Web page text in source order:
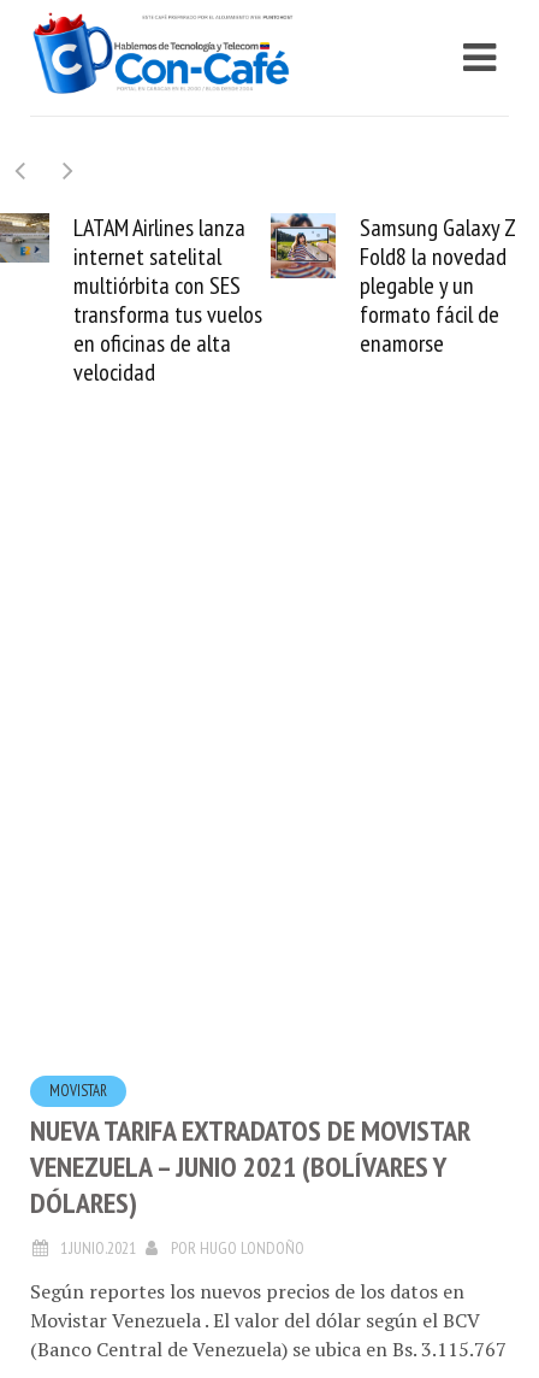
Airlines lanza
satelital
con SES
tus vuelos
oficinas de alta
Samsung Galaxy Z
Fold8 la novedad
plegable y un
formato fácil de
enamorse
MOVISTAR
NUEVA TARIFA EXTRADATOS DE MOVISTAR
VENEZUELA – JUNIO 2021 (BOLÍVARES Y
DÓLARES)
1.JUNIO.2021 POR HUGO LONDOÑO
Según reportes los nuevos precios de los datos en
Movistar Venezuela . El valor del dólar según el BCV
(Banco Central de Venezuela) se ubica en Bs. 3.115.767